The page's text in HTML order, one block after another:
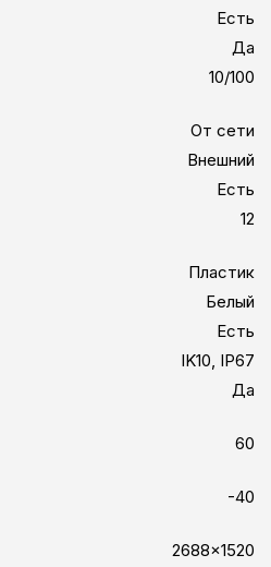
Есть
Да
10/100
От сети
Внешний
Есть
12
Пластик
Белый
Есть
IK10, IP67
Да
60
-40
2688x1520